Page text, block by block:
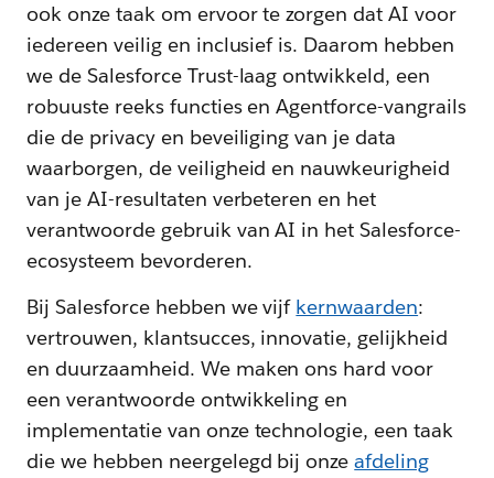
ook onze taak om ervoor te zorgen dat AI voor
iedereen veilig en inclusief is. Daarom hebben
we de Salesforce Trust-laag ontwikkeld, een
robuuste reeks functies en Agentforce-vangrails
die de privacy en beveiliging van je data
waarborgen, de veiligheid en nauwkeurigheid
van je AI-resultaten verbeteren en het
verantwoorde gebruik van AI in het Salesforce-
ecosysteem bevorderen.
Bij Salesforce hebben we vijf kernwaarden:
vertrouwen, klantsucces, innovatie, gelijkheid
en duurzaamheid. We maken ons hard voor
een verantwoorde ontwikkeling en
implementatie van onze technologie, een taak
die we hebben neergelegd bij onzeafdeling